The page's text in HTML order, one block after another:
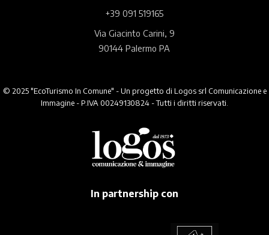
+39 091 519165
Via Giacinto Carini, 9
90144 Palermo PA
© 2025 "EcoTurismo In Comune" - Un progetto di Logos srl Comunicazione e
Immagine - P.IVA 00249130824 - Tutti i diritti riservati.
In partnership con